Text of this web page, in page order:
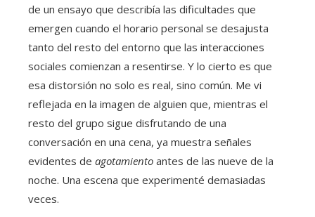
de un ensayo que describía las dificultades que
emergen cuando el horario personal se desajusta
tanto del resto del entorno que las interacciones
sociales comienzan a resentirse. Y lo cierto es que
esa distorsión no solo es real, sino común. Me vi
reflejada en la imagen de alguien que, mientras el
resto del grupo sigue disfrutando de una
conversación en una cena, ya muestra señales
evidentes de agotamiento antes de las nueve de la
noche. Una escena que experimenté demasiadas
veces.